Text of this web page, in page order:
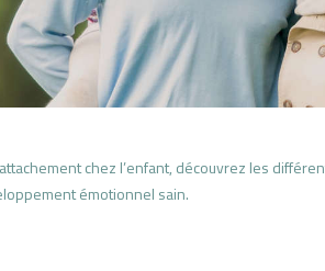
chez l’enfant, découvrez les
émotionnel sain.